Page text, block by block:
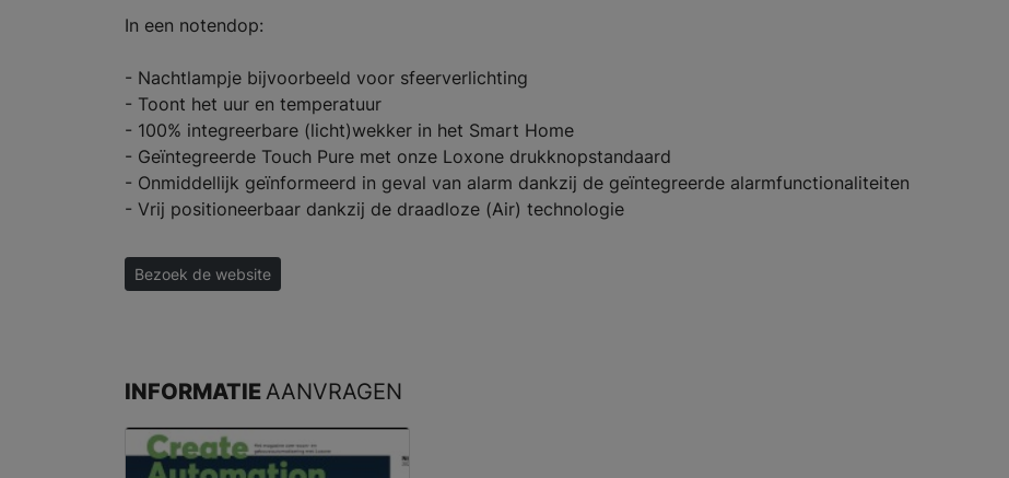
In een notendop:
- Nachtlampje bijvoorbeeld voor sfeerverlichting
- Toont het uur en temperatuur
- 100% integreerbare (licht)wekker in het Smart Home
- Geïntegreerde Touch Pure met onze Loxone drukknopstandaard
- Onmiddellijk geïnformeerd in geval van alarm dankzij de geïntegreerde alarmfunctionaliteiten
- Vrij positioneerbaar dankzij de draadloze (Air) technologie
Bezoek de website
INFORMATIE AANVRAGEN